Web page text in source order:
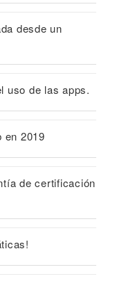
desde un
uso de las apps.
en 2019
de certificación